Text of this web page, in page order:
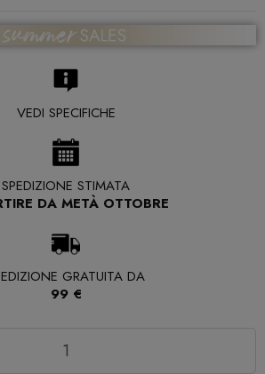
VEDI SPECIFICHE
SPEDIZIONE STIMATA
DA METÀ OTTOBRE
GRATUITA DA
99 €